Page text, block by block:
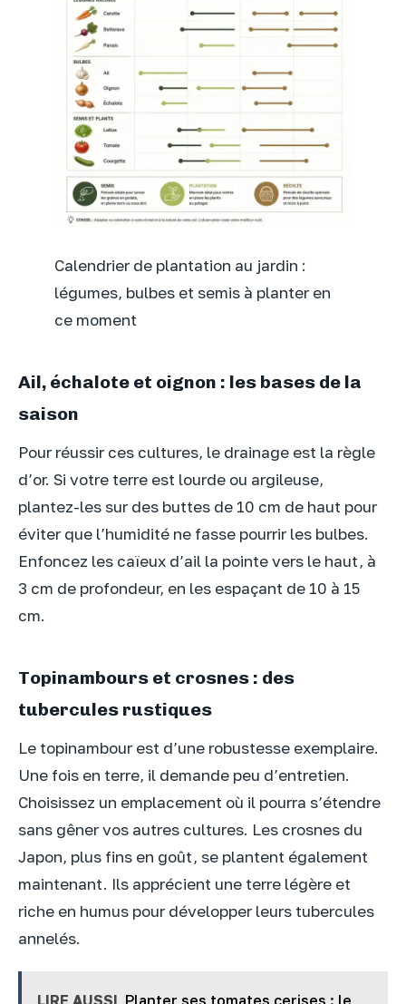
Calendrier de plantation au jardin :
légumes, bulbes et semis à planter en
ce moment
Ail, échalote et oignon : les bases de la
saison
Pour réussir ces cultures, le drainage est la règle
d’or. Si votre terre est lourde ou argileuse,
plantez-les sur des buttes de 10 cm de haut pour
éviter que l’humidité ne fasse pourrir les bulbes.
Enfoncez les caïeux d’ail la pointe vers le haut, à
3 cm de profondeur, en les espaçant de 10 à 15
cm.
Topinambours et crosnes : des
tubercules rustiques
Le topinambour est d’une robustesse exemplaire.
Une fois en terre, il demande peu d’entretien.
Choisissez un emplacement où il pourra s’étendre
sans gêner vos autres cultures. Les crosnes du
Japon, plus fins en goût, se plantent également
maintenant. Ils apprécient une terre légère et
riche en humus pour développer leurs tubercules
annelés.